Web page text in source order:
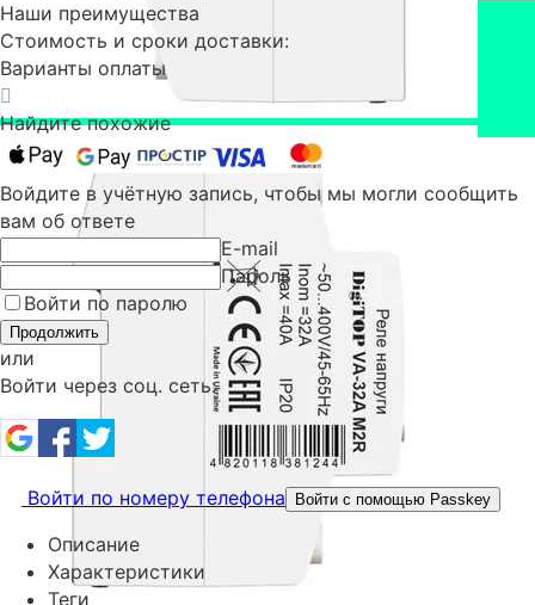
Наши преимущества
Стоимость и сроки доставки:
Варианты оплаты
Найдите похожие
Войдите в учётную запись, чтобы мы могли сообщить
вам об ответе
E-mail
Пароль
Войти по паролю
Продолжить
или
Войти через соц. сеть:
Войти по номеру телефона Войти с помощью Passkey
Описание
Характеристики
Теги